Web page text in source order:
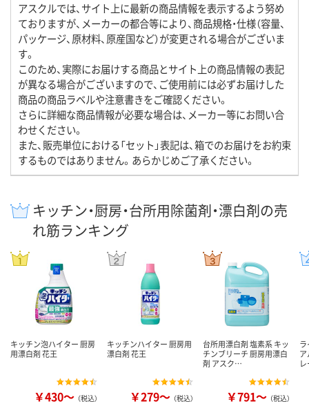
アスクルでは、サイト上に最新の商品情報を表示するよう努め
ておりますが、メーカーの都合等により、商品規格・仕様（容量、
パッケージ、原材料、原産国など）が変更される場合がございま
す。
このため、実際にお届けする商品とサイト上の商品情報の表記
が異なる場合がございますので、ご使用前には必ずお届けした
商品の商品ラベルや注意書きをご確認ください。
さらに詳細な商品情報が必要な場合は、メーカー等にお問い合
わせください。
また、販売単位における「セット」表記は、箱でのお届けをお約束
するものではありません。あらかじめご了承ください。
キッチン・厨房・台所用除菌剤・漂白剤の売
れ筋ランキング
キッチン泡ハイター 厨房
用漂白剤 花王
￥430～ （税込）
キッチンハイター 厨房用
漂白剤 花王
￥279～ （税込）
台所用漂白剤 塩素系 キッ
チンブリーチ 厨房用漂白
剤 アスク…
￥791～ （税込）